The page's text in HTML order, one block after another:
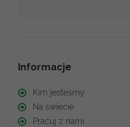
Informacje
Kim jesteśmy
Na świecie
Pracuj z nami